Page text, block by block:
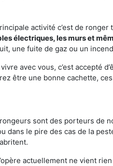
activité c’est de
électriques, les murs et
une fuite de gaz ou un
avec vous, c’est accepté
être une bonne cachette,
sont des porteurs de
dans le pire des cas de la
actuellement ne vient